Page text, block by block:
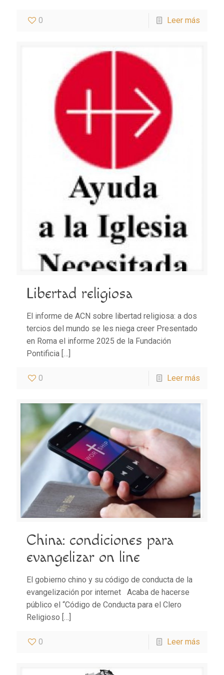
0 Leer más
Libertad religiosa
El informe de ACN sobre libertad religiosa: a dos
tercios del mundo se les niega creer Presentado
en Roma el informe 2025 de la Fundación
Pontificia […]
0 Leer más
China: condiciones para
evangelizar on line
El gobierno chino y su código de conducta de la
evangelización por internet Acaba de hacerse
público el “Código de Conducta para el Clero
Religioso […]
0 Leer más